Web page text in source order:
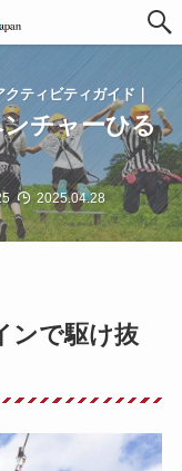
ティビティガイド｜
チャーひる
2025.04.28
ンで駆け抜